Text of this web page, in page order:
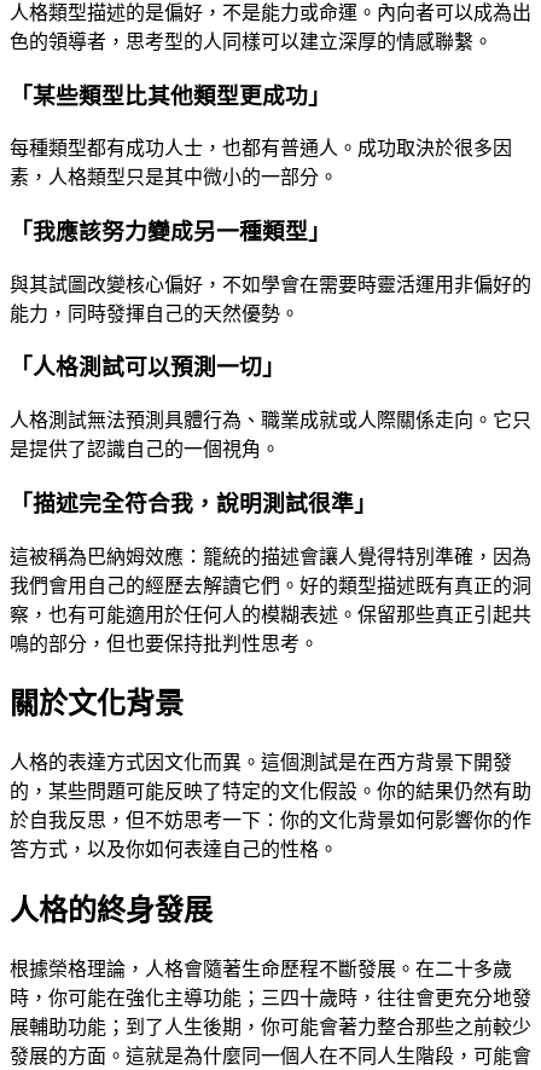
人格類型描述的是偏好，不是能力或命運。內向者可以成為出
色的領導者，思考型的人同樣可以建立深厚的情感聯繫。
「某些類型比其他類型更成功」
每種類型都有成功人士，也都有普通人。成功取決於很多因
素，人格類型只是其中微小的一部分。
「我應該努力變成另一種類型」
與其試圖改變核心偏好，不如學會在需要時靈活運用非偏好的
能力，同時發揮自己的天然優勢。
「人格測試可以預測一切」
人格測試無法預測具體行為、職業成就或人際關係走向。它只
是提供了認識自己的一個視角。
「描述完全符合我，說明測試很準」
這被稱為巴納姆效應：籠統的描述會讓人覺得特別準確，因為
我們會用自己的經歷去解讀它們。好的類型描述既有真正的洞
察，也有可能適用於任何人的模糊表述。保留那些真正引起共
鳴的部分，但也要保持批判性思考。
關於文化背景
人格的表達方式因文化而異。這個測試是在西方背景下開發
的，某些問題可能反映了特定的文化假設。你的結果仍然有助
於自我反思，但不妨思考一下：你的文化背景如何影響你的作
答方式，以及你如何表達自己的性格。
人格的終身發展
根據榮格理論，人格會隨著生命歷程不斷發展。在二十多歲
時，你可能在強化主導功能；三四十歲時，往往會更充分地發
展輔助功能；到了人生後期，你可能會著力整合那些之前較少
發展的方面。這就是為什麼同一個人在不同人生階段，可能會